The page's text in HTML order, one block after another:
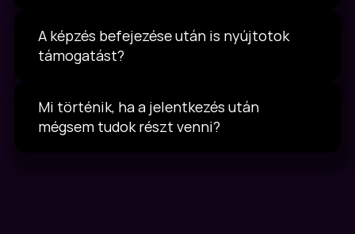
A képzés befejezése után is nyújtotok
támogatást?
Mi történik, ha a jelentkezés után
mégsem tudok részt venni?